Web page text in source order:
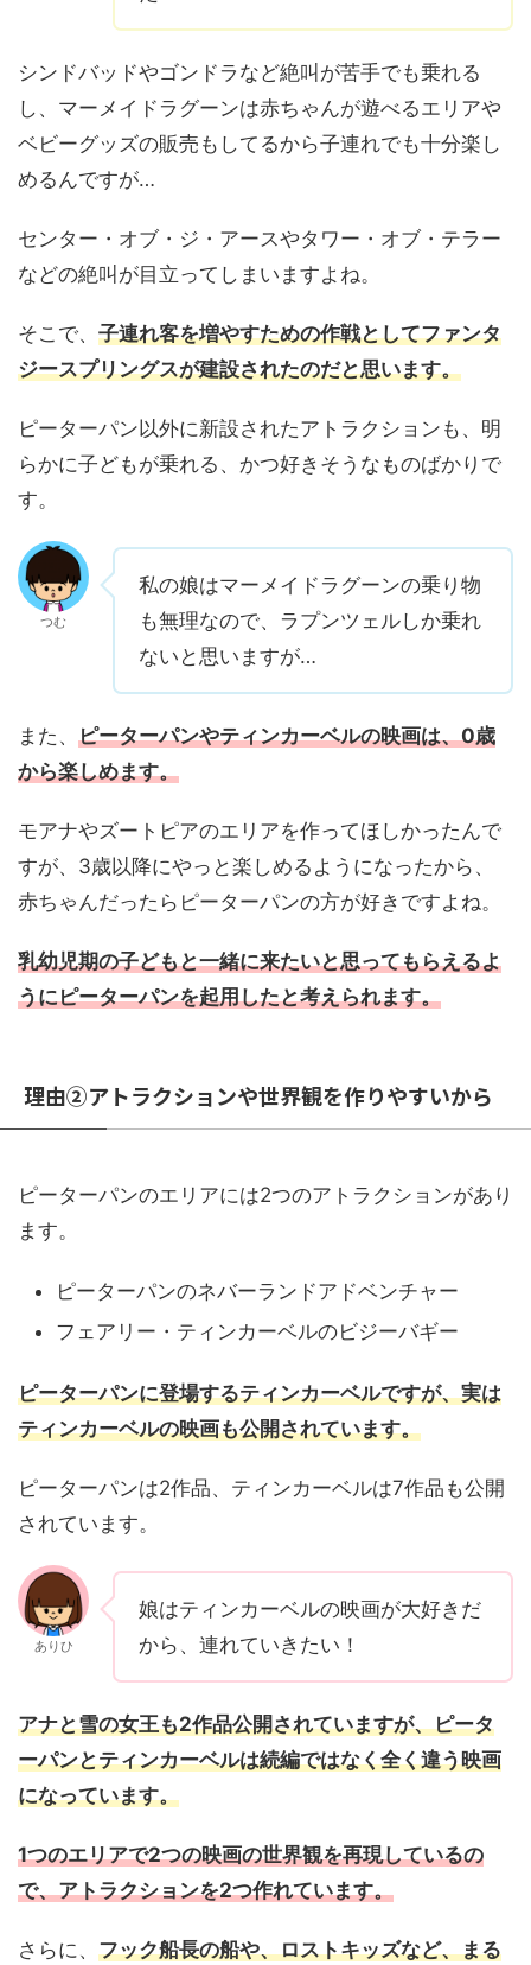
シンドバッドやゴンドラなど絶叫が苦手でも乗れる
し、マーメイドラグーンは赤ちゃんが遊べるエリアや
ベビーグッズの販売もしてるから子連れでも十分楽し
めるんですが…
センター・オブ・ジ・アースやタワー・オブ・テラー
などの絶叫が目立ってしまいますよね。
そこで、 子連れ客を増やすための作戦としてファンタ
ジースプリングスが建設されたのだと思います。
ピーターパン以外に新設されたアトラクションも、明
らかに子どもが乗れる、かつ好きそうなものばかりで
す。
つむ
私の娘はマーメイドラグーンの乗り物
も無理なので、ラプンツェルしか乗れ
ないと思いますが…
また、 ピーターパンやティンカーベルの映画は、0歳
から楽しめます。
モアナやズートピアのエリアを作ってほしかったんで
すが、3歳以降にやっと楽しめるようになったから、
赤ちゃんだったらピーターパンの方が好きですよね。
乳幼児期の子どもと一緒に来たいと思ってもらえるよ
うにピーターパンを起用したと考えられます。
理由②アトラクションや世界観を作りやすいから
ピーターパンのエリアには2つのアトラクションがあり
ます。
ピーターパンのネバーランドアドベンチャー
フェアリー・ティンカーベルのビジーバギー
ピーターパンに登場するティンカーベルですが、実は
ティンカーベルの映画も公開されています。
ピーターパンは2作品、ティンカーベルは7作品も公開
されています。
ありひ
娘はティンカーベルの映画が大好きだ
から、連れていきたい！
アナと雪の女王も2作品公開されていますが、ピータ
ーパンとティンカーベルは続編ではなく全く違う映画
になっています。
1つのエリアで2つの映画の世界観を再現しているの
で、アトラクションを2つ作れています。
さらに、 フック船長の船や、ロストキッズなど、まる